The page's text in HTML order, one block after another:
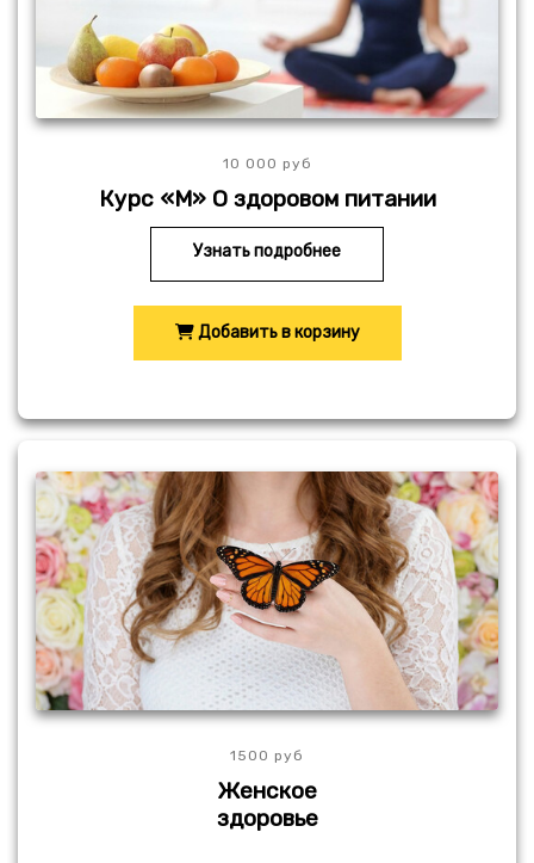
10 000 руб
Курс «М» О здоровом питании
Узнать подробнее
Добавить в корзину
1500 руб
Женское
здоровье